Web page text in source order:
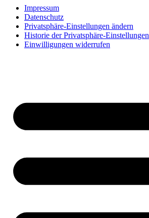
Impressum
Datenschutz
Privatsphäre-Einstellungen ändern
Historie der Privatsphäre-Einstellungen
Einwilligungen widerrufen